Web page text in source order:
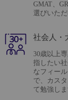
GMAT、
選びいただ
社会人・
30歳以上
指したい
なフィー
で、カス
て勉強しま